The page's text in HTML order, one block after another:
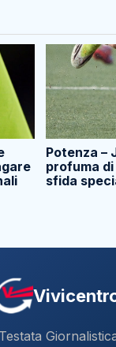
Potenza –
profuma
sfida
Testata